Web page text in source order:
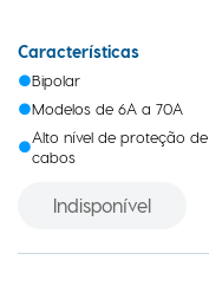
Características
Bipolar
Modelos de 6A a 70A
Alto nível de proteção de
cabos
Indisponível